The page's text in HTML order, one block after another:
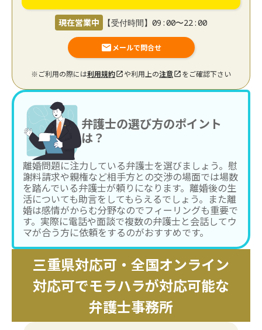
現在営業中 【受付時間】09:00〜22:00
メールで問合せ
※ご利用の際には利用規約 や利用上の注意 をご確認下さい
弁護士の選び方のポイント
は？
離婚問題に注力している弁護士を選びましょう。慰
謝料請求や親権など相手方との交渉の場面では場数
を踏んでいる弁護士が頼りになります。離婚後の生
活についても助言をしてもらえるでしょう。また離
婚は感情がからむ分野なのでフィーリングも重要で
す。実際に電話や面談で複数の弁護士と会話してウ
マが合う方に依頼をするのがおすすめです。
三重県対応可・全国オンライン
対応可でモラハラが対応可能な
弁護士事務所